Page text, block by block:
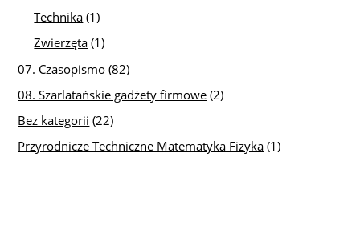
Technika (1)
Zwierzęta (1)
07. Czasopismo (82)
08. Szarlatańskie gadżety firmowe (2)
Bez kategorii (22)
Przyrodnicze Techniczne Matematyka Fizyka (1)